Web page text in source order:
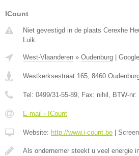
ICount
Niet gevestigd in de plaats Cerexhe
Luik.
West-Vlaanderen » Oudenburg
Westkerksestraat 165, 8460
Tel: 0499/31-55-89, Fax: nihil , BTW-nr:
E-mail › ICount
Website: http://www.i-count.be
Als ondernemer steekt u veel energie